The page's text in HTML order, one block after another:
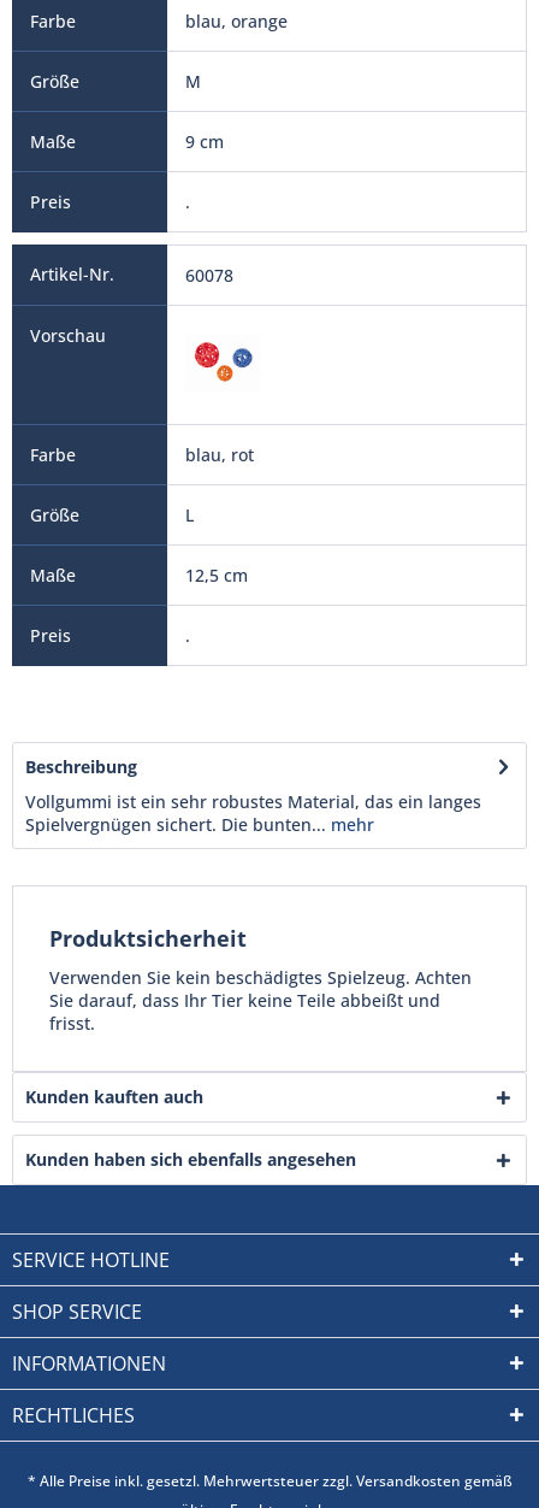
blau, orange
M
9 cm
.
60078
blau, rot
L
12,5 cm
.
Beschreibung
Vollgummi ist ein sehr robustes Material, das ein langes
Spielvergnügen sichert. Die bunten... mehr
Produktsicherheit
Verwenden Sie kein beschädigtes Spielzeug. Achten
Sie darauf, dass Ihr Tier keine Teile abbeißt und
frisst.
Kunden kauften auch
Kunden haben sich ebenfalls angesehen
SERVICE HOTLINE
SHOP SERVICE
INFORMATIONEN
RECHTLICHES
* Alle Preise inkl. gesetzl. Mehrwertsteuer zzgl. Versandkosten gemäß